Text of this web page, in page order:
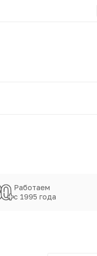
Работаем
с 1995 года